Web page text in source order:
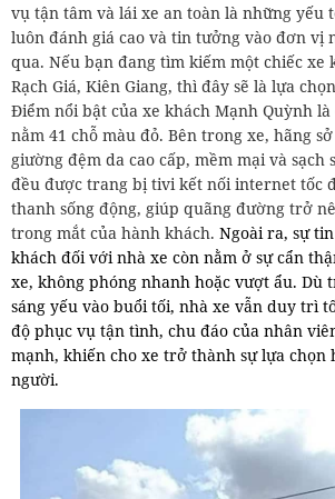
vụ tận tâm và lái xe an toàn là những yếu
luôn đánh giá cao và tin tưởng vào đơn vị
qua. Nếu bạn đang tìm kiếm một chiếc xe
Rạch Giá, Kiên Giang, thì đây sẽ là lựa
Điểm nổi bật của xe khách Mạnh Quỳnh
nằm 41 chỗ màu đỏ. Bên trong xe, hãng
giường đệm da cao cấp, mềm mại và sạch
đều được trang bị tivi kết nối internet tốc
thanh sống động, giúp quãng đường trở
trong mắt của hành khách. Ngoài ra, sự
khách đối với nhà xe còn nằm ở sự cẩn
xe, không phóng nhanh hoặc vượt ẩu. Dù
sáng yếu vào buổi tối, nhà xe vẫn duy trì
độ phục vụ tận tình, chu đáo của nhân
mạnh, khiến cho xe trở thành sự lựa chọn
người.